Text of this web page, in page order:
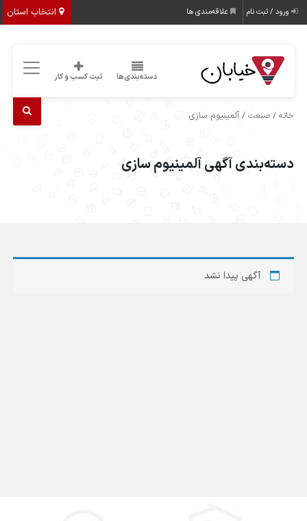
انتخاب استان ورود / ثبت نام علاقه‌مندی ها
دسته‌بندی‌ها ثبت کسب و کار
خانه /صنعت / آلمینیوم سازی
دسته‌بندی آگهی آلمینیوم سازی
آگهی پیدا نشد